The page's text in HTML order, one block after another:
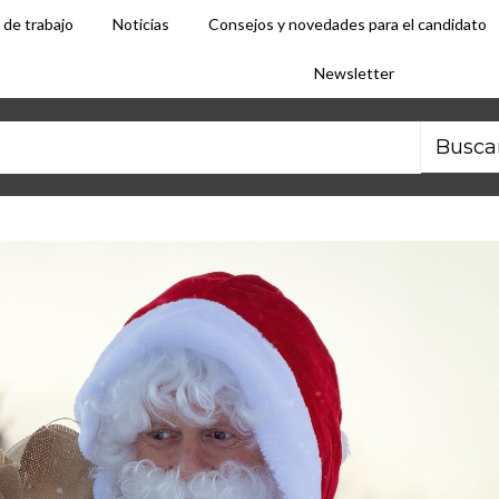
trabajo Noticias Consejos y novedades para el candidato
Newsletter